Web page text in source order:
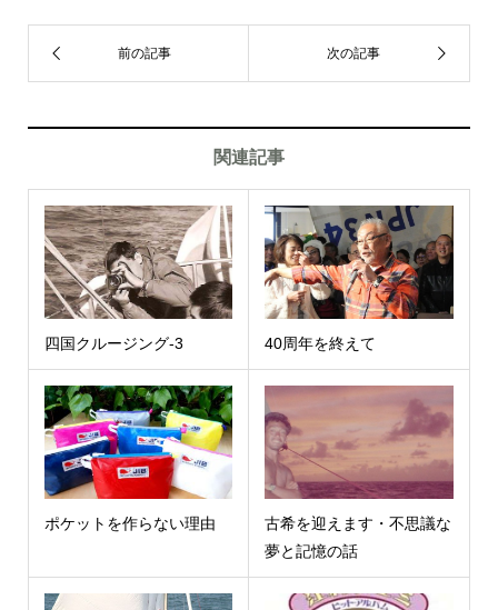
関連記事
四国クルージング-3 40周年を終えて
ポケットを作らない理由
古希を迎えます・不思議な
夢と記憶の話